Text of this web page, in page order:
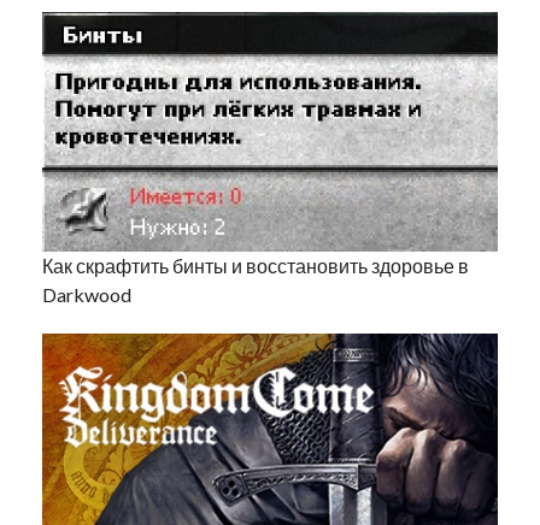
Как скрафтить бинты и восстановить здоровье в
Darkwood